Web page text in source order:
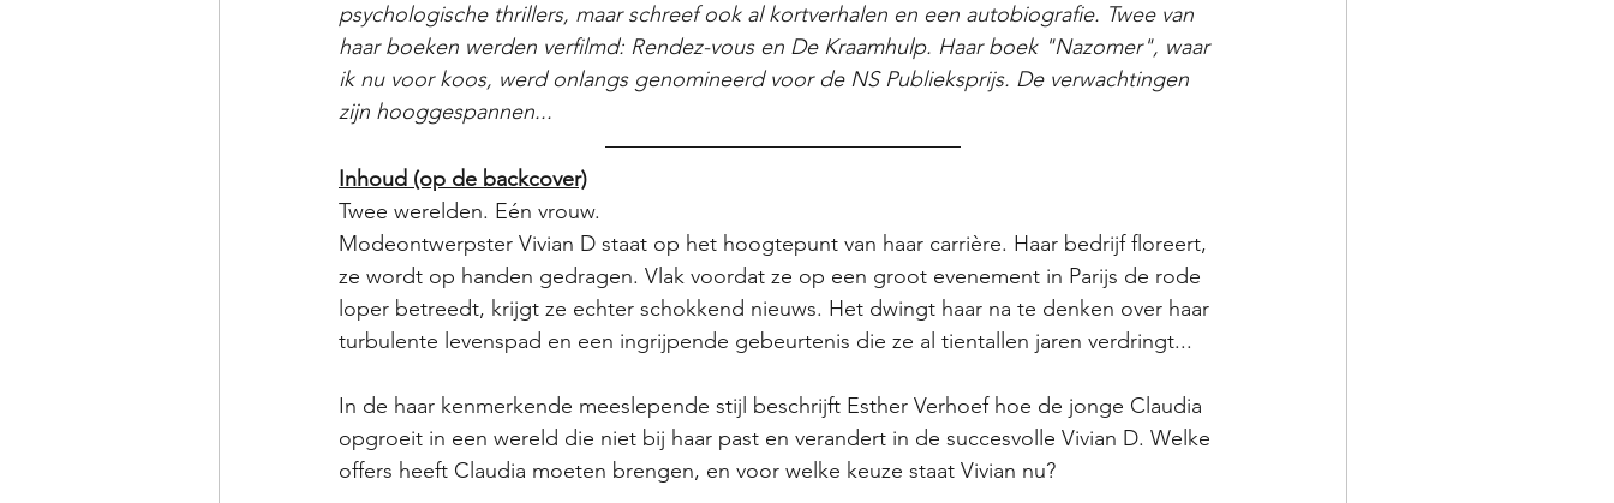
psychologische thrillers, maar schreef ook al kortverhalen en een autobiografie. Twee van
haar boeken werden verfilmd: Rendez-vous en De Kraamhulp. Haar boek "Nazomer", waar
ik nu voor koos, werd onlangs genomineerd voor de NS Publieksprijs. De verwachtingen
zijn hooggespannen...
Inhoud (op de backcover)
Twee werelden. Eén vrouw.
Modeontwerpster Vivian D staat op het hoogtepunt van haar carrière. Haar bedrijf floreert,
ze wordt op handen gedragen. Vlak voordat ze op een groot evenement in Parijs de rode
loper betreedt, krijgt ze echter schokkend nieuws. Het dwingt haar na te denken over haar
turbulente levenspad en een ingrijpende gebeurtenis die ze al tientallen jaren verdringt...
In de haar kenmerkende meeslepende stijl beschrijft Esther Verhoef hoe de jonge Claudia
opgroeit in een wereld die niet bij haar past en verandert in de succesvolle Vivian D. Welke
offers heeft Claudia moeten brengen, en voor welke keuze staat Vivian nu?